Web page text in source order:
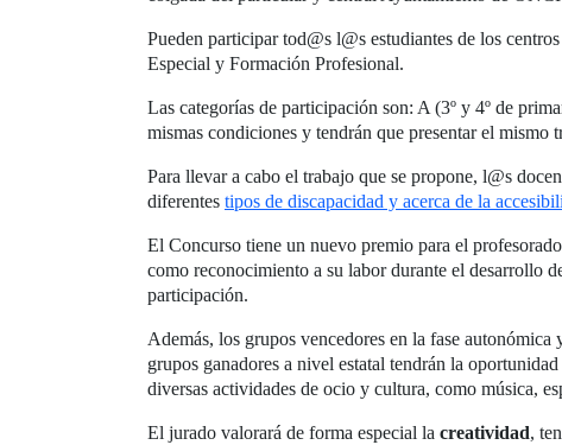
Pueden participar tod@s l@s estudiantes de los
Especial y Formación Profesional.
Las categorías de participación son: A (3º y 4º de
mismas condiciones y tendrán que presentar el mismo
Para llevar a cabo el trabajo que se propone, l@s
diferentes tipos de discapacidad y acerca de la
El Concurso tiene un nuevo premio para el
como reconocimiento a su labor durante el desarrollo
participación.
Además, los grupos vencedores en la fase
grupos ganadores a nivel estatal tendrán la
diversas actividades de ocio y cultura, como música,
El jurado valorará de forma especial la creatividad,